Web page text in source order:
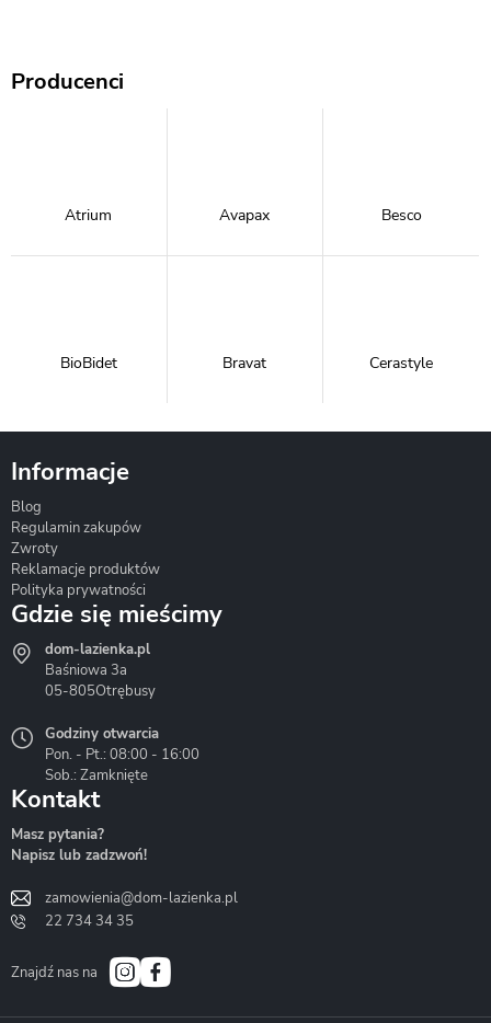
Producenci
Atrium Avapax Besco
BioBidet Bravat Cerastyle
Hydrostop
Liveno
Bath&Spa
Informacje
Blog
Regulamin zakupów
Zwroty
Reklamacje produktów
Polityka prywatności
Gdzie się mieścimy
dom-lazienka.pl
Baśniowa 3a
05-805Otrębusy
Godziny otwarcia
Pon. - Pt.: 08:00 - 16:00
Sob.: Zamknięte
Kontakt
Masz pytania?
Napisz lub zadzwoń!
zamowienia@dom-lazienka.pl
22 734 34 35
Znajdź nas na